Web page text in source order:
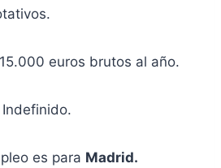
euros brutos al año.
Indefinido.
es para Madrid.